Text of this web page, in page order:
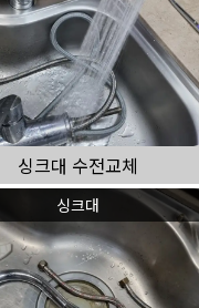
싱크대 수전교체
싱크대